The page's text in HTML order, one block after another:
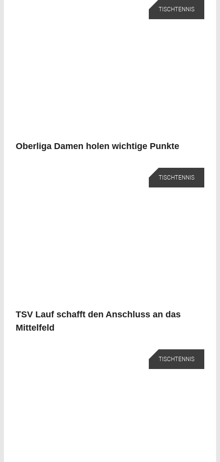
TISCHTENNIS
Oberliga Damen holen wichtige Punkte
TISCHTENNIS
TSV Lauf schafft den Anschluss an das
Mittelfeld
TISCHTENNIS